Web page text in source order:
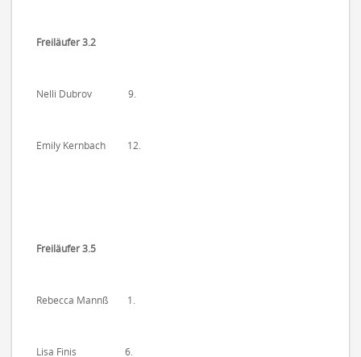
Freiläufer 3.2
Nelli Dubrov 9.
Emily Kernbach 12.
Freiläufer 3.5
Rebecca Mannß 1.
Lisa Finis 6.